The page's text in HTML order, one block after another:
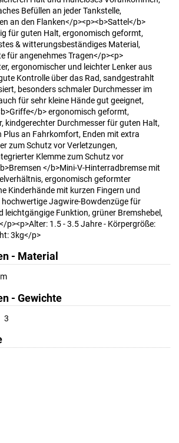
Befüllen an jeder Tankstelle,
an den Flanken</p><p><b>Sattel</b>
für guten Halt, ergonomisch geformt,
& witterungsbeständiges Material,
für angenehmes Tragen</p><p>
ergonomischer und leichter Lenker aus
Kontrolle über das Rad, sandgestrahlt
besonders schmaler Durchmesser im
für sehr kleine Hände gut geeignet,
b> ergonomisch geformt,
kindgerechter Durchmesser für guten Halt,
an Fahrkomfort, Enden mit extra
zum Schutz vor Verletzungen,
Klemme zum Schutz vor
</b>Mini-V-Hinterradbremse mit
ergonomisch geformter
Kinderhände mit kurzen Fingern und
Jagwire-Bowdenzüge für
leichtgängige Funktion, grüner Bremshebel,
p><p>Alter: 1.5 - 3.5 Jahre - Körpergröße:
3kg</p>
- Material
- Gewichte
3